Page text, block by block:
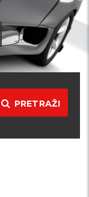
PRETRAŽI